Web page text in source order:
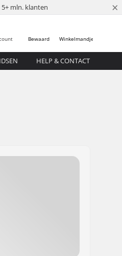
5+ mln. klanten ×
Winkelmandje
Bewaard
HELP & CONTACT